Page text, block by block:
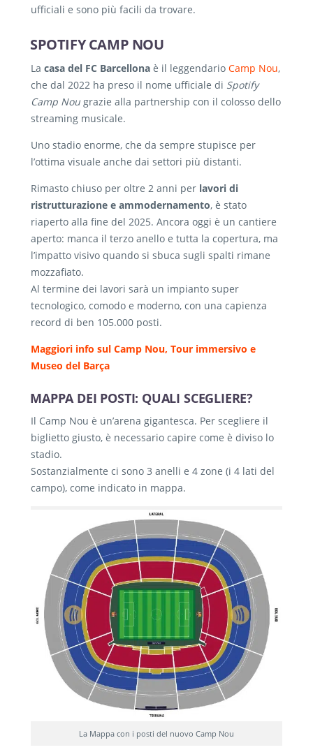
ufficiali e sono più facili da trovare.
SPOTIFY CAMP NOU
La casa del FC Barcellona è il leggendario Camp Nou,
che dal 2022 ha preso il nome ufficiale di Spotify
Camp Nou grazie alla partnership con il colosso dello
streaming musicale.
Uno stadio enorme, che da sempre stupisce per
l’ottima visuale anche dai settori più distanti.
Rimasto chiuso per oltre 2 anni per lavori di
ristrutturazione e ammodernamento, è stato
riaperto alla fine del 2025. Ancora oggi è un cantiere
aperto: manca il terzo anello e tutta la copertura, ma
l’impatto visivo quando si sbuca sugli spalti rimane
mozzafiato.
Al termine dei lavori sarà un impianto super
tecnologico, comodo e moderno, con una capienza
record di ben 105.000 posti.
Maggiori info sul Camp Nou, Tour immersivo e
Museo del Barça
MAPPA DEI POSTI: QUALI SCEGLIERE?
Il Camp Nou è un’arena gigantesca. Per scegliere il
biglietto giusto, è necessario capire come è diviso lo
stadio.
Sostanzialmente ci sono 3 anelli e 4 zone (i 4 lati del
campo), come indicato in mappa.
La Mappa con i posti del nuovo Camp Nou